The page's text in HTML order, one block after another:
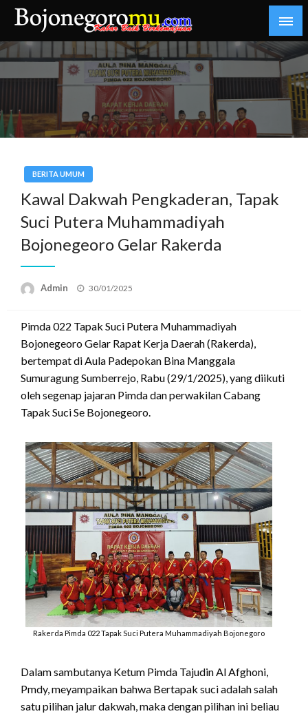
Skip
content
bojonegoromu.com
Kabar Baik Berkemajuan
BERITA UMUM
Kawal Dakwah Pengkaderan, Tapak
Suci Putera Muhammadiyah
Bojonegeoro Gelar Rakerda
Admin
Posted
30/01/2025
Pimda 022 Tapak Suci Putera Muhammadiyah
Bojonegeoro Gelar Rapat Kerja Daerah (Rakerda),
bertempat di Aula Padepokan Bina Manggala
Sumuragung Sumberrejo, Rabu (29/1/2025), yang diikuti
oleh segenap jajaran Pimda dan perwakilan Cabang
Tapak Suci Se Bojonegeoro.
Rakerda Pimda 022 Tapak Suci Putera Muhammadiyah Bojonegoro
Dalam sambutanya Ketum Pimda Tajudin Al Afghoni,
Pmdy, meyampaikan bahwa Bertapak suci adalah salah
satu pilihan jalur dakwah, maka dengan pilihan ini beliau